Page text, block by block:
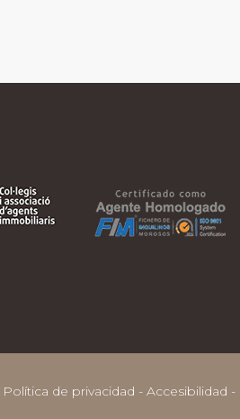
Política de privacidad - Accesibilidad -